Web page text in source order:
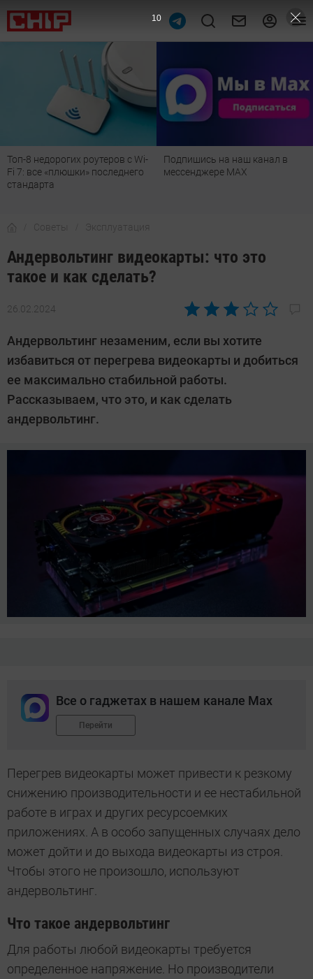
Подпишись на наш канал в
мессенджере МАХ
Рейтинг телевизоров 2026:
лучшие модели для гостиной,
Советы Эксплуатация
Андервольтинг видеокарты: что это
такое и как сделать?
26.02.2024
Автор:
Андервольтинг незаменим, если вы хотите
избавиться от перегрева видеокарты и добиться
ее максимально стабильной работы.
Рассказываем, что это, и как сделать
андервольтинг.
Все о гаджетах в нашем канале Max
Перейти
Перегрев видеокарты может привести к резкому
снижению производительности и ее нестабильной
работе в играх и других ресурсоемких
приложениях. А в особо запущенных случаях дело
может дойти и до выхода видеокарты из строя.
Чтобы этого не произошло, используют
андервольтинг.
Что такое андервольтинг
Для работы любой видеокарты требуется
определенное напряжение. Но производители
9